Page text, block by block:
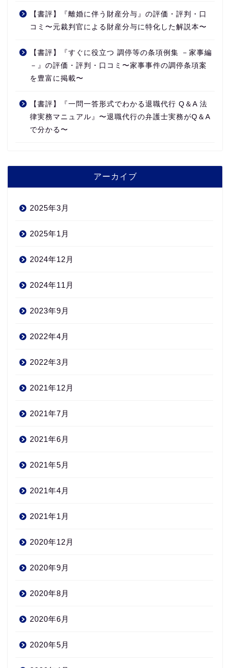
【書評】『離婚に伴う財産分与』の評価・評判・口
コミ〜元裁判官による財産分与に特化した解説本〜
【書評】『すぐに役立つ 調停等の条項例集 －家事編
－』の評価・評判・口コミ〜家事事件の調停条項案
を豊富に掲載〜
【書評】『一問一答形式でわかる退職代行 Q＆A 法
律実務マニュアル』〜退職代行の弁護士実務がQ＆A
で分かる〜
アーカイブ
2025年3月
2025年1月
2024年12月
2024年11月
2023年9月
2022年4月
2022年3月
2021年12月
2021年7月
2021年6月
2021年5月
2021年4月
2021年1月
2020年12月
2020年9月
2020年8月
2020年6月
2020年5月